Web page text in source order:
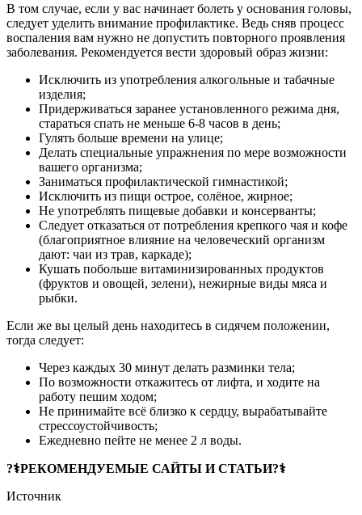
В том случае, если у вас начинает болеть у основания головы,
следует уделить внимание профилактике. Ведь сняв процесс
воспаления вам нужно не допустить повторного проявления
заболевания. Рекомендуется вести здоровый образ жизни:
Исключить из употребления алкогольные и табачные
изделия;
Придерживаться заранее установленного режима дня,
стараться спать не меньше 6-8 часов в день;
Гулять больше времени на улице;
Делать специальные упражнения по мере возможности
вашего организма;
Заниматься профилактической гимнастикой;
Исключить из пищи острое, солёное, жирное;
Не употреблять пищевые добавки и консерванты;
Следует отказаться от потребления крепкого чая и кофе
(благоприятное влияние на человеческий организм
дают: чаи из трав, каркаде);
Кушать побольше витаминизированных продуктов
(фруктов и овощей, зелени), нежирные виды мяса и
рыбки.
Если же вы целый день находитесь в сидячем положении,
тогда следует:
Через каждых 30 минут делать разминки тела;
По возможности откажитесь от лифта, и ходите на
работу пешим ходом;
Не принимайте всё близко к сердцу, вырабатывайте
стрессоустойчивость;
Ежедневно пейте не менее 2 л воды.
?‍⚕️РЕКОМЕНДУЕМЫЕ САЙТЫ И СТАТЬИ?‍⚕️
Источник